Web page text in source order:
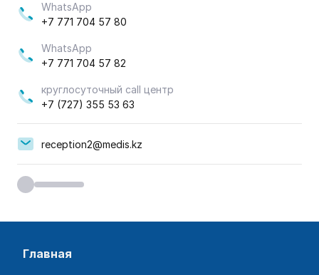
WhatsApp
+7 771 704 57 80
WhatsApp
+7 771 704 57 82
круглосуточный call центр
+7 (727) 355 53 63
reception2@medis.kz
главная